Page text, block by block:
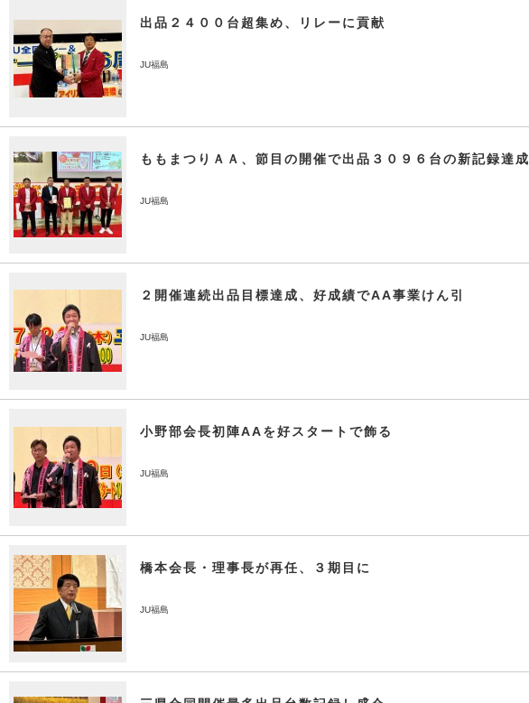
出品２４００台超集め、リレーに貢献
JU福島
ももまつりＡＡ、節目の開催で出品３０９６台の新記録達成
JU福島
２開催連続出品目標達成、好成績でAA事業けん引
JU福島
小野部会長初陣AAを好スタートで飾る
JU福島
橋本会長・理事長が再任、３期目に
JU福島